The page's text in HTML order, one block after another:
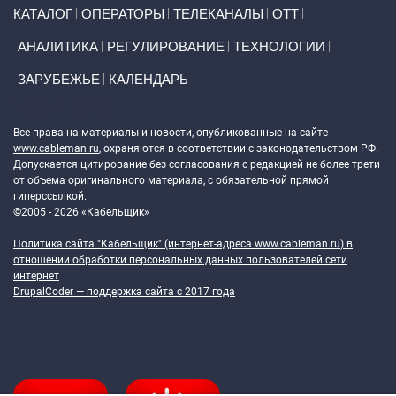
КАТАЛОГ ОПЕРАТОРЫ ТЕЛЕКАНАЛЫ ОТТ
АНАЛИТИКА РЕГУЛИРОВАНИЕ ТЕХНОЛОГИИ
ЗАРУБЕЖЬЕ КАЛЕНДАРЬ
Все права на материалы и новости, опубликованные на сайте
www.cableman.ru, охраняются в соответствии с законодательством РФ.
Допускается цитирование без согласования с редакцией не более трети
от объема оригинального материала, с обязательной прямой
гиперссылкой.
©2005 - 2026 «Кабельщик»
Политика сайта "Кабельщик" (интернет-адреса www.cableman.ru) в
отношении обработки персональных данных пользователей сети
интернет
DrupalCoder — поддержка сайта c 2017 года